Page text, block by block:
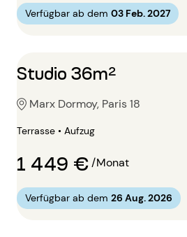
Verfügbar ab dem 03 Feb. 2027
Studio 36m²
Marx Dormoy, Paris 18
Terrasse • Aufzug
1 449 €/Monat
Verfügbar ab dem 26 Aug. 2026